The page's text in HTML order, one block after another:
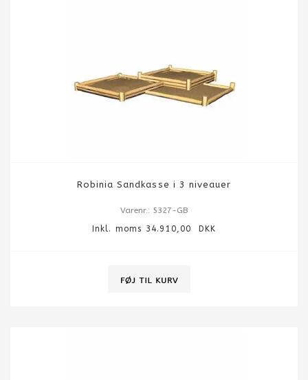
Robinia Sandkasse i 3 niveauer
Varenr.: 5327-GB
Inkl. moms 34.910,00 DKK